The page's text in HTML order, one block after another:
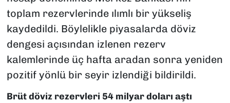
toplam rezervlerinde ılımlı bir yükseliş
kaydedildi. Böylelikle piyasalarda döviz
dengesi açısından izlenen rezerv
kalemlerinde üç hafta aradan sonra yeniden
pozitif yönlü bir seyir izlendiği bildirildi.
Brüt döviz rezervleri 54 milyar doları aştı